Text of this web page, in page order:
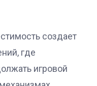
создает
где
игровой